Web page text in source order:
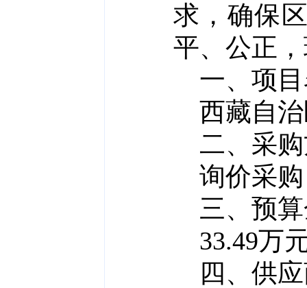
求，确保
平、公正
一、 项
西藏自
二、 采
询价采
三、 预
33.49万
四、 供